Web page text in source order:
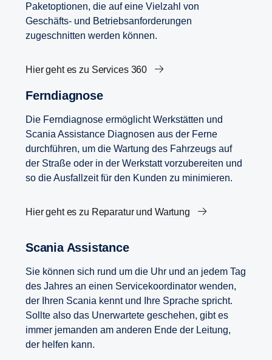
Paketoptionen, die auf eine Vielzahl von
Geschäfts- und Betriebsanforderungen
zugeschnitten werden können.
Hier geht es zu Services 360
Ferndiagnose
Die Ferndiagnose ermöglicht Werkstätten und
Scania Assistance Diagnosen aus der Ferne
durchführen, um die Wartung des Fahrzeugs auf
der Straße oder in der Werkstatt vorzubereiten und
so die Ausfallzeit für den Kunden zu minimieren.
Hier geht es zu Reparatur und Wartung
Scania Assistance
Sie können sich rund um die Uhr und an jedem Tag
des Jahres an einen Servicekoordinator wenden,
der Ihren Scania kennt und Ihre Sprache spricht.
Sollte also das Unerwartete geschehen, gibt es
immer jemanden am anderen Ende der Leitung,
der helfen kann.